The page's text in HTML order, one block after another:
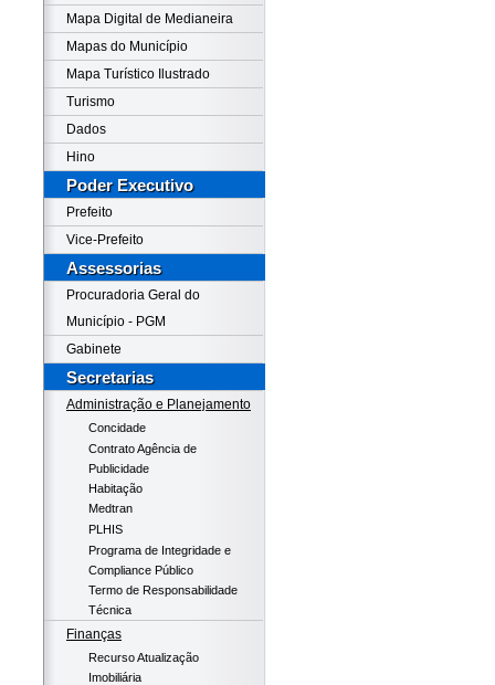
Mapa Digital de Medianeira
Mapas do Município
Mapa Turístico Ilustrado
Turismo
Dados
Hino
Poder Executivo
Prefeito
Vice-Prefeito
Assessorias
Procuradoria Geral do
Município - PGM
Gabinete
Secretarias
Administração e Planejamento
Concidade
Contrato Agência de
Publicidade
Habitação
Medtran
PLHIS
Programa de Integridade e
Compliance Público
Termo de Responsabilidade
Técnica
Finanças
Recurso Atualização
Imobiliária